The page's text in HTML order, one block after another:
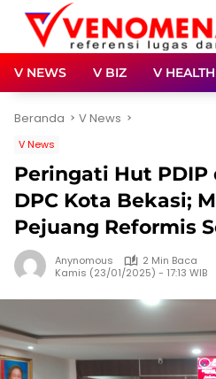
Langsung
konten
V NEWS V BIZ V HEALTH
Beranda V News
V News
Peringati Hut
DPC Kota Bekasi;
Pejuang Reformis
Anynomous
2 Min Baca
Kamis (23/01/2025) - 17:13 WIB